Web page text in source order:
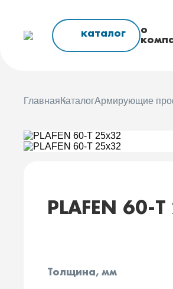
каталог о
ГлавнаяКаталогАрмирующие
PLAFEN 60-
Толщина, мм